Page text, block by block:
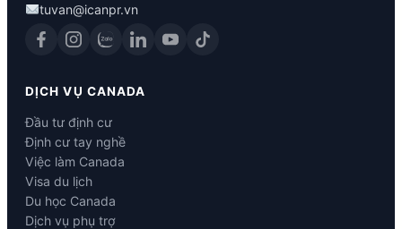
tuvan@icanpr.vn
DỊCH VỤ CANADA
Đầu tư định cư
Định cư tay nghề
Việc làm Canada
Visa du lịch
Du học Canada
Dịch vụ phụ trợ